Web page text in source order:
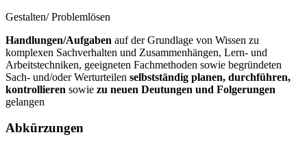
Gestalten/ Problemlösen
Handlungen/Aufgaben auf der Grundlage von Wissen zu
komplexen Sachverhalten und Zusammenhängen, Lern- und
Arbeitstechniken, geeigneten Fachmethoden sowie begründeten
Sach- und/oder Werturteilen selbstständig planen, durchführen,
kontrollieren sowie zu neuen Deutungen und Folgerungen
gelangen
Abkürzungen